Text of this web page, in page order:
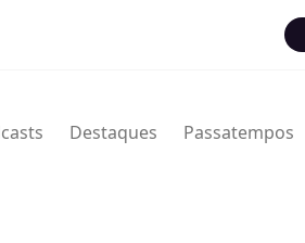
Destaques Passatempos